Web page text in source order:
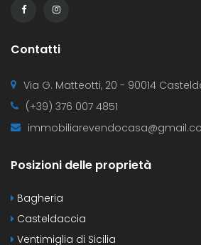
Contatti
Via G. Matteotti, 20 - 90014
(+39) 376 007 4851
Posizioni delle proprietà
Bagheria
Casteldaccia
Ventimiglia di Sicilia